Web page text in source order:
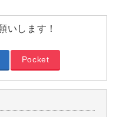
いします！
Pocket